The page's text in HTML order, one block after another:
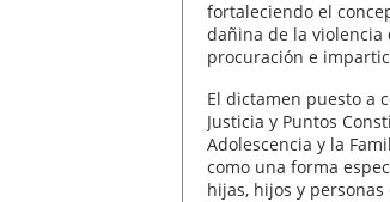
fortaleciendo el
dañina de la violencia
procuración e
El dictamen puesto a
Justicia y Puntos
Adolescencia y la
como una forma
hijas, hijos y